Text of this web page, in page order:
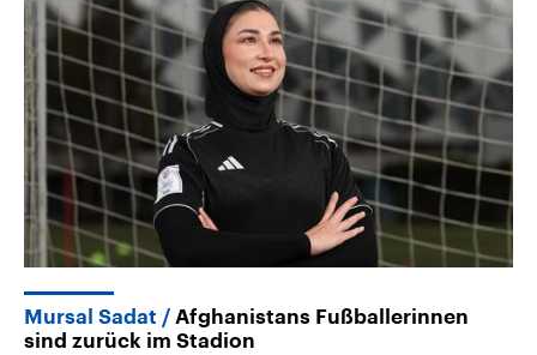
Mursal Sadat
Afghanistans Fußballerinnen
sind zurück im Stadion